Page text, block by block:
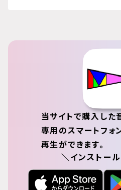
当サイトで購入した
専用のスマートフォ
再生ができます。
＼インストー